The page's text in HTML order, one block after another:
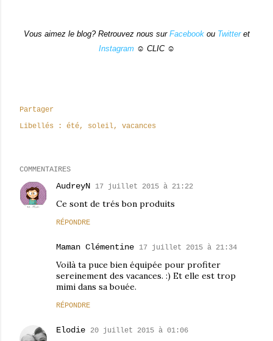
Vous aimez le blog? Retrouvez nous sur Facebookou Twitteret
Instagram☺ CLIC ☺
Partager
Libellés :
été soleil vacances
COMMENTAIRES
AudreyN 17 juillet 2015 à 21:22
Ce sont de trés bon produits
RÉPONDRE
Maman Clémentine 17 juillet 2015 à 21:34
Voilà ta puce bien équipée pour profiter
sereinement des vacances. :) Et elle est trop
mimi dans sa bouée.
RÉPONDRE
Elodie 20 juillet 2015 à 01:06